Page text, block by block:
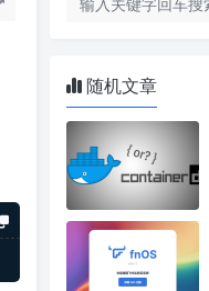
随机文章